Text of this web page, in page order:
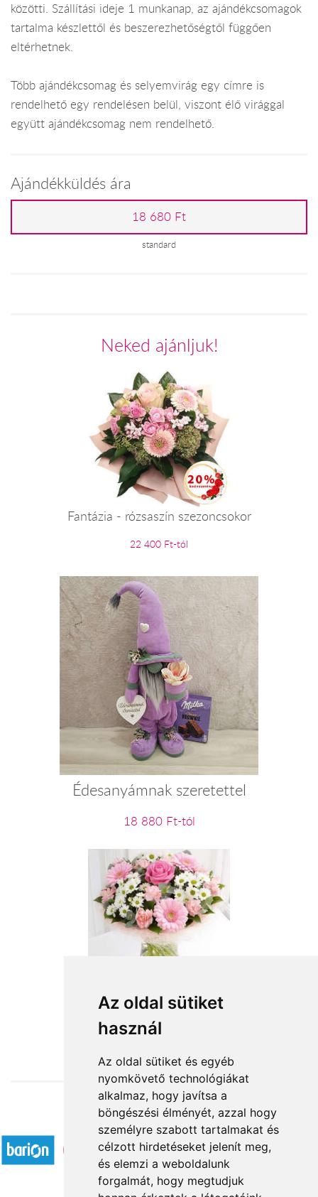
Az oldal sütiket
használ
Az oldal sütiket és egyéb
nyomkövető technológiákat
alkalmaz, hogy javítsa a
böngészési élményét, azzal hogy
személyre szabott tartalmakat és
célzott hirdetéseket jelenít meg,
és elemzi a weboldalunk
forgalmát, hogy megtudjuk
közötti. Szállítási ideje 1 munkanap, az ajándékcsomagok
tartalma készlettől és beszerezhetőségtől függően
eltérhetnek.
Több ajándékcsomag és selyemvirág egy címre is
rendelhető egy rendelésen belül, viszont élő virággal
együtt ajándékcsomag nem rendelhető.
Ajándékküldés ára
18 680 Ft
standard
Neked ajánljuk!
Fantázia - rózsaszín szezoncsokor
22 400 Ft-tól
Édesanyámnak szeretettel
18 880 Ft-tól
Szeretlek nagyon
26 720 Ft-tól
Elfogadott fizetési módok